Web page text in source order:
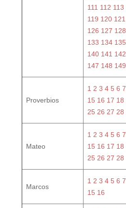
111 112 113
119 120 121
126 127 128
133 134 135
140 141 142
147 148 149
Proverbios
1 2 3 4 5 6 7
15 16 17 18
25 26 27 28
Mateo
1 2 3 4 5 6 7
15 16 17 18
25 26 27 28
Marcos
1 2 3 4 5 6 7
15 16